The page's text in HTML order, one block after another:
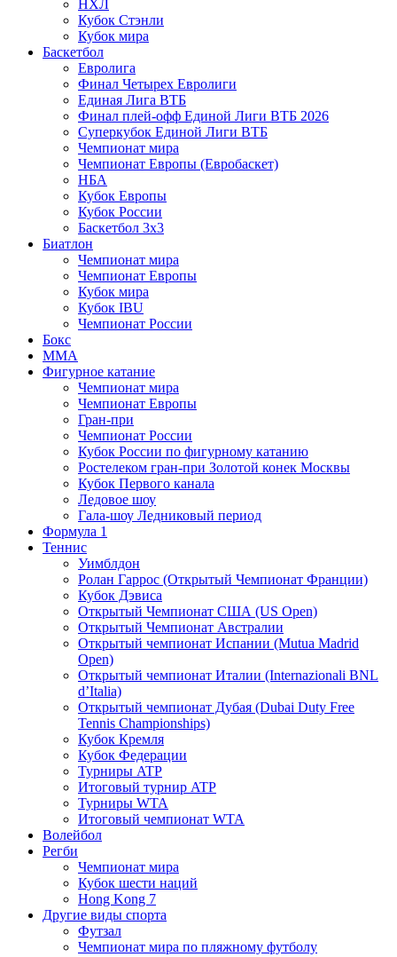
НХЛ
Кубок Стэнли
Кубок мира
Баскетбол
Евролига
Финал Четырех Евролиги
Единая Лига ВТБ
Финал плей-офф Единой Лиги ВТБ 2026
Суперкубок Единой Лиги ВТБ
Чемпионат мира
Чемпионат Европы (Евробаскет)
НБА
Кубок Европы
Кубок России
Баскетбол 3х3
Биатлон
Чемпионат мира
Чемпионат Европы
Кубок мира
Кубок IBU
Чемпионат России
Бокс
MMA
Фигурное катание
Чемпионат мира
Чемпионат Европы
Гран-при
Чемпионат России
Кубок России по фигурному катанию
Ростелеком гран-при Золотой конек Москвы
Кубок Первого канала
Ледовое шоу
Гала-шоу Ледниковый период
Формула 1
Теннис
Уимблдон
Ролан Гаррос (Открытый Чемпионат Франции)
Кубок Дэвиса
Открытый Чемпионат США (US Open)
Открытый Чемпионат Австралии
Открытый чемпионат Испании (Mutua Madrid
Open)
Открытый чемпионат Италии (Internazionali BNL
d’Italia)
Открытый чемпионат Дубая (Dubai Duty Free
Tennis Championships)
Кубок Кремля
Кубок Федерации
Турниры ATP
Итоговый турнир ATP
Турниры WTA
Итоговый чемпионат WTA
Волейбол
Регби
Чемпионат мира
Кубок шести наций
Hong Kong 7
Другие виды спорта
Футзал
Чемпионат мира по пляжному футболу